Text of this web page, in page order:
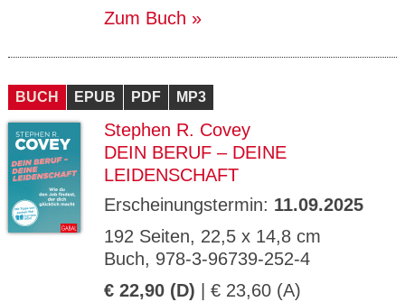
Zum Buch
BUCH EPUB PDF MP3
Stephen R. Covey
DEIN BERUF – DEINE
LEIDENSCHAFT
Erscheinungstermin: 11.09.2025
192 Seiten, 22,5 x 14,8 cm
Buch, 978-3-96739-252-4
€ 22,90 (D) | € 23,60 (A)